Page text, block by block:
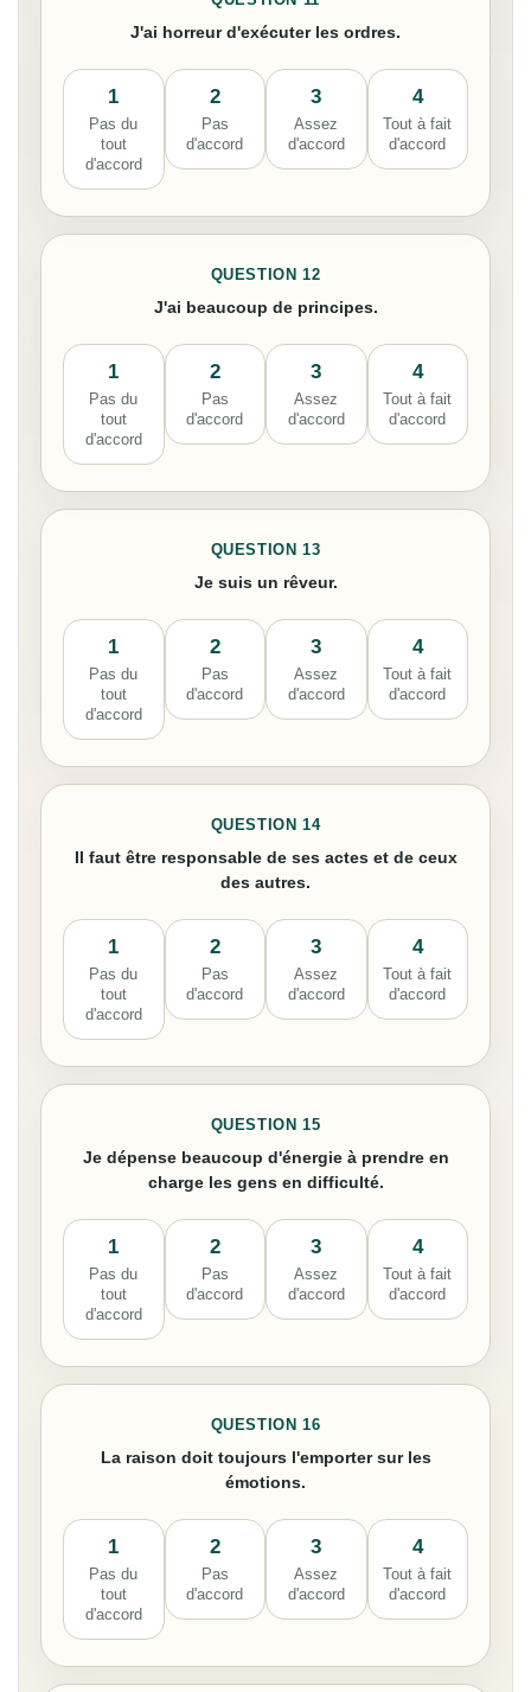
J'ai horreur d'exécuter les ordres.
1
Pas du
tout
d'accord
2
Pas
d'accord
3
Assez
d'accord
4
Tout à fait
d'accord
QUESTION 12
J'ai beaucoup de principes.
1
Pas du
tout
d'accord
2
Pas
d'accord
3
Assez
d'accord
4
Tout à fait
d'accord
QUESTION 13
Je suis un rêveur.
1
Pas du
tout
d'accord
2
Pas
d'accord
3
Assez
d'accord
4
Tout à fait
d'accord
QUESTION 14
Il faut être responsable de ses actes et de ceux
des autres.
1
Pas du
tout
d'accord
2
Pas
d'accord
3
Assez
d'accord
4
Tout à fait
d'accord
QUESTION 15
Je dépense beaucoup d'énergie à prendre en
charge les gens en difficulté.
1
Pas du
tout
d'accord
2
Pas
d'accord
3
Assez
d'accord
4
Tout à fait
d'accord
QUESTION 16
La raison doit toujours l'emporter sur les
émotions.
1
Pas du
tout
d'accord
2
Pas
d'accord
3
Assez
d'accord
4
Tout à fait
d'accord